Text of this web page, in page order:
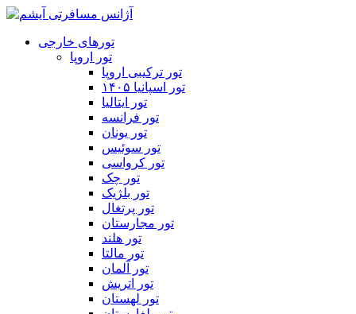
تورهای خارجی
تور اروپا
تور ترکیبی اروپا
تور اسپانیا ۱۴۰۵
تور ایتالیا
تور فرانسه
تور یونان
تور سوئیس
تور کرواسی
تور چک
تور بلژیک
تور پرتغال
تور مجارستان
تور هلند
تور مالتا
تور آلمان
تور اتریش
تور لهستان